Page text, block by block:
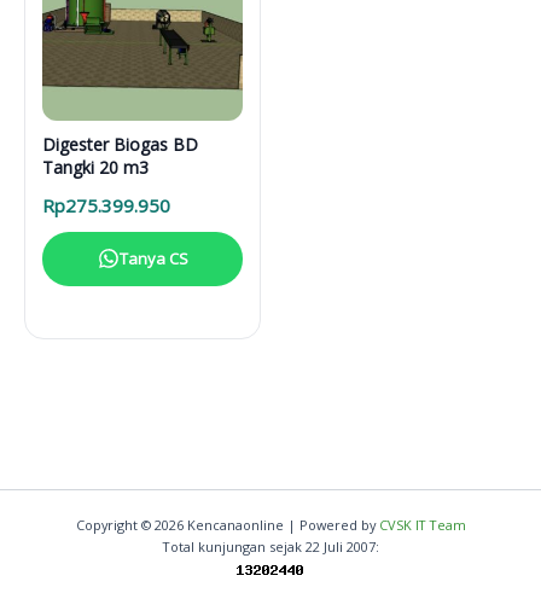
Digester Biogas BD
Tangki 20 m3
Rp275.399.950
Tanya CS
Copyright © 2026 Kencanaonline | Powered by CVSK IT Team
Total kunjungan sejak 22 Juli 2007: